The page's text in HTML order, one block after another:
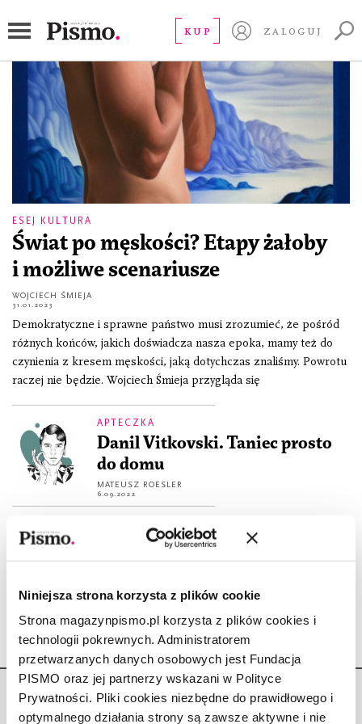
Niniejsza strona korzysta z plików cookie
Strona magazynpismo.pl korzysta z plików cookies i
technologii pokrewnych. Administratorem
przetwarzanych danych osobowych jest Fundacja
PISMO oraz jej partnerzy wskazani w Polityce
Prywatności. Pliki cookies niezbędne do prawidłowego i
optymalnego działania strony są zawsze aktywne i nie
KUP ZALOGUJ
ESEJ KULTURA
Świat po męskości? Etapy żałoby
i możliwe scenariusze
WOJCIECH ŚMIEJA
31.01.2023
Demokratyczne i sprawne państwo musi zrozumieć, że pośród
różnych końców, jakich doświadcza nasza epoka, mamy też do
czynienia z kresem męskości, jaką dotychczas znaliśmy. Powrotu
raczej nie będzie. Wojciech Śmieja przygląda się
APTECZKA
Danil Vitkovski. Taniec prosto
do domu
MATEUSZ ROESLER
6.09.2022
À propos kultury queer
ZUZANNA KOWALCZYK